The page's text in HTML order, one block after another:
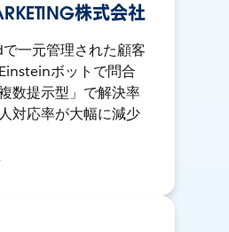
株式会社
一元管理された顧客
ボットで問合
数提示型」で解決率
対応率が大幅に減少